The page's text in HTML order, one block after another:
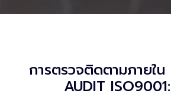
การตรวจติดตามภายใน
AUDIT